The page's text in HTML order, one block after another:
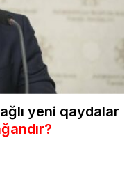
yeni qaydalar